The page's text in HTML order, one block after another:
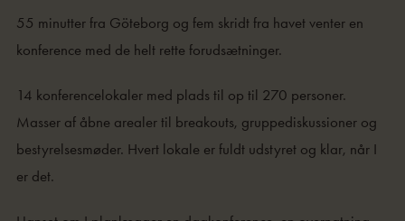
55 minutter fra Göteborg og fem skridt fra havet venter en
konference med de helt rette forudsætninger.
14 konferencelokaler med plads til op til 270 personer.
Masser af åbne arealer til breakouts, gruppediskussioner og
bestyrelsesmøder. Hvert lokale er fuldt udstyret og klar, når I
er det.